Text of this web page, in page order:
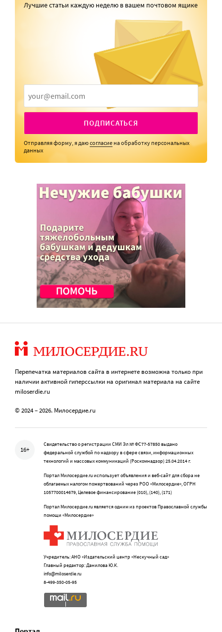
Лучшие статьи каждую неделю в вашем почтовом ящике
ПОДПИСАТЬСЯ
Отправляя форму, я даюсогласие на обработку персональных
данных
Перепечатка материалов сайта в интернете возможна только при
наличии активной гиперссылки на оригинал материала на сайте
miloserdie.ru
© 2024 – 2026. Милосердие.ru
16+
Свидетельство о регистрации СМИ Эл № ФС77-57850 выдано
федеральной службой по надзору в сфере связи, информационных
технологий и массовых коммуникаций (Роскомнадзор) 25.04.2014 г.
Портал Милосердие.ru использует объявления и веб-сайт для сбора не
облагаемых налогом пожертвований через РОО «Милосердие», ОГРН
1057700014679, Целевое финансирование (010), (140), (171)
Портал Милосердие.ru является одним из проектов Православной службы
помощи «Милосердие»
Учредитель: АНО «Издательский центр «Нескучный сад»
Главный редактор: Данилова Ю.К.
info@miloserdie.ru
8-499-350-05-95